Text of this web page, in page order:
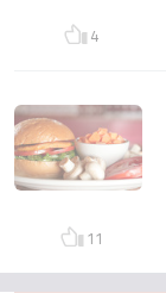
4
11